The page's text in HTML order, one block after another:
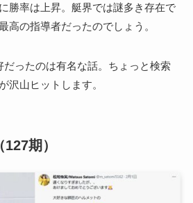
勝率は上昇。艇界では謎多き存在で
高の指導者だったのでしょう。
だったのは有名な話。ちょっと検索
沢山ヒットします。
期）